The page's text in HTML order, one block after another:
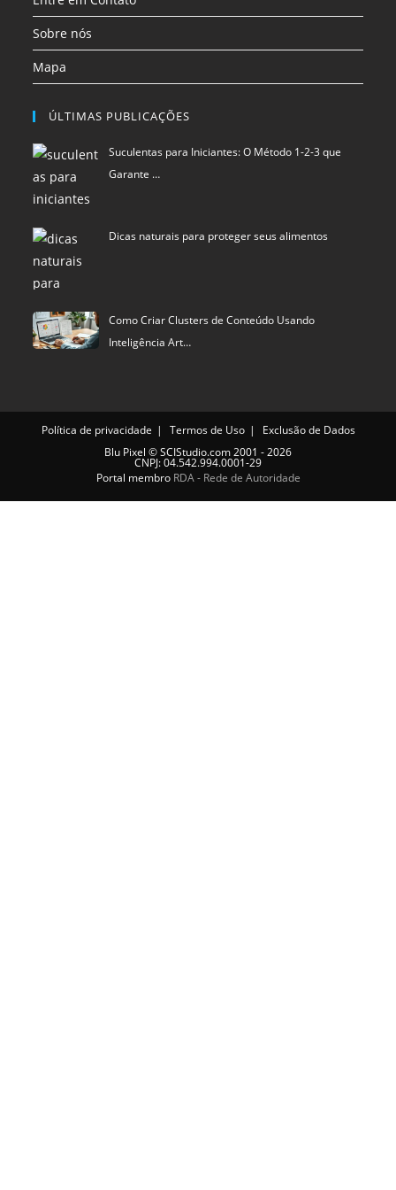
Sobre nós
Mapa
ÚLTIMAS PUBLICAÇÕES
Suculentas para Iniciantes: O Método 1-2-3 que
Garante …
Dicas naturais para proteger seus alimentos
Como Criar Clusters de Conteúdo Usando
Inteligência Art…
Política de privacidade Termos de Uso
Exclusão de Dados
Blu Pixel ©SCIStudio.com2001 - 2026
CNPJ: 04.542.994.0001-29
Portal membro RDA - Rede de Autoridade